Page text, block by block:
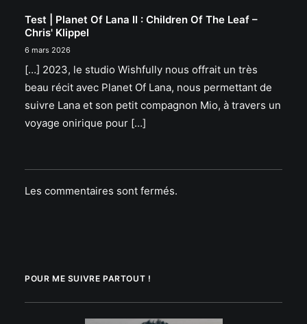
Test | Planet Of Lana II : Children Of The Leaf –
Chris' Klippel
6 mars 2026
[…] 2023, le studio Wishfully nous offrait un très
beau récit avec Planet Of Lana, nous permettant de
suivre Lana et son petit compagnon Mio, à travers un
voyage onirique pour […]
Les commentaires sont fermés.
POUR ME SUIVRE PARTOUT !